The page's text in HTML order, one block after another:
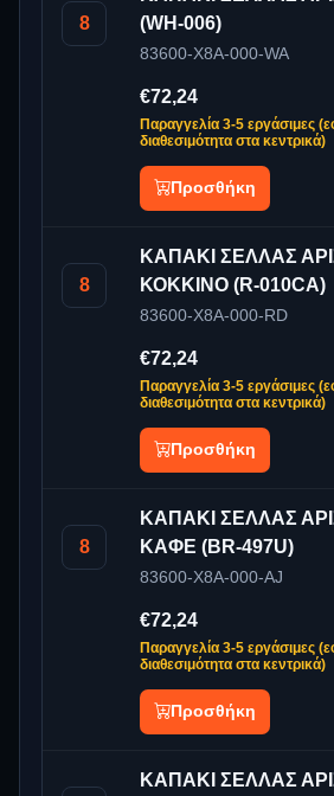
8
(WH-006)
83600-X8A-000-WA
€72,24
Παραγγελία 3-5 εργάσιμες
διαθεσιμότητα στα κεντρικά)
Προσθήκη
8
ΚΑΠΑΚΙ ΣΕΛΛΑΣ
ΚΟΚΚΙΝΟ (R-010CA)
83600-X8A-000-RD
€72,24
Παραγγελία 3-5 εργάσιμες
διαθεσιμότητα στα κεντρικά)
Προσθήκη
8
ΚΑΠΑΚΙ ΣΕΛΛΑΣ
ΚΑΦΕ (BR-497U)
83600-X8A-000-AJ
€72,24
Παραγγελία 3-5 εργάσιμες
διαθεσιμότητα στα κεντρικά)
Προσθήκη
ΚΑΠΑΚΙ ΣΕΛΛΑΣ